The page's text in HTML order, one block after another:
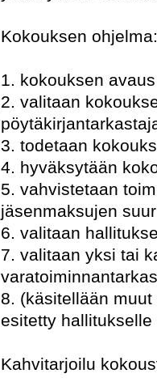
Kokouksen ohjelma:
1. kokouksen avaus
2. valitaan
3. todetaan
4. hyväksytään
5. vahvistetaan
jäsenmaksujen
6. valitaan
7. valitaan yksi tai
8. (käsitellään
esitetty
Kahvitarjoilu